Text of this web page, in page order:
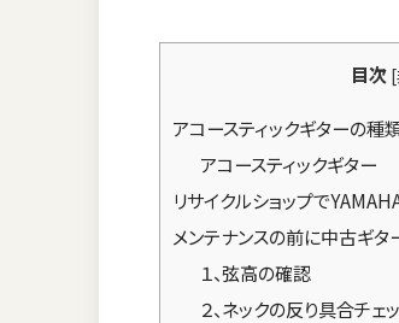
目次 [
アコースティックギターの種
アコースティックギター
リサイクルショップで
メンテナンスの前に中古ギタ
１、弦高の確認
２、ネックの反り具合チェ